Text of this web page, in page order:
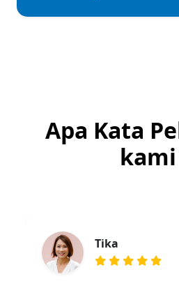
Apa Kata
kami
Tika